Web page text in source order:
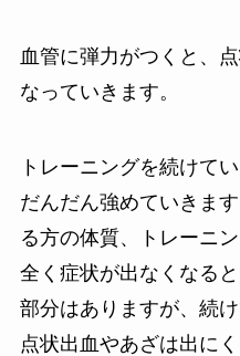
血管に弾力がつくと、
なっていきます。
トレーニングを続けて
だんだん強めていきま
る方の体質、トレーニ
全く症状が出なくなる
部分はありますが、続
点状出血やあざは出に